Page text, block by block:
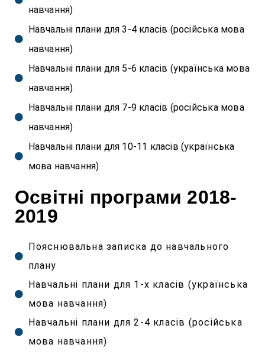
навчання)
Навчальні плани для 3-4 класів (російська мова
навчання)
Навчальні плани для 5-6 класів (українська мова
навчання)
Навчальні плани для 7-9 класів (російська мова
навчання)
Навчальні плани для 10-11 класів (українська
мова навчання)
Освітні програми 2018-
2019
Пояснювальна записка до навчального
плану
Навчальні плани для 1-х класів (українська
мова навчання)
Навчальні плани для 2-4 класів (російська
мова навчання)